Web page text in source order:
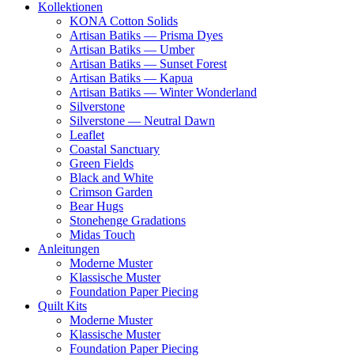
Kollektionen
KONA Cotton Solids
Artisan Batiks — Prisma Dyes
Artisan Batiks — Umber
Artisan Batiks — Sunset Forest
Artisan Batiks — Kapua
Artisan Batiks — Winter Wonderland
Silverstone
Silverstone — Neutral Dawn
Leaflet
Coastal Sanctuary
Green Fields
Black and White
Crimson Garden
Bear Hugs
Stonehenge Gradations
Midas Touch
Anleitungen
Moderne Muster
Klassische Muster
Foundation Paper Piecing
Quilt Kits
Moderne Muster
Klassische Muster
Foundation Paper Piecing